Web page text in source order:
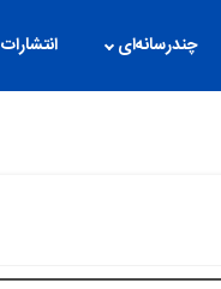
چندرسانه‌ای انتشارات